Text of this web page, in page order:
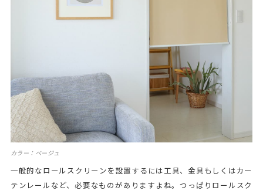
カラー：ベージュ
一般的なロールスクリーンを設置するには工具、金具もしくはカー
テンレールなど、必要なものがありますよね。つっぱりロールスク